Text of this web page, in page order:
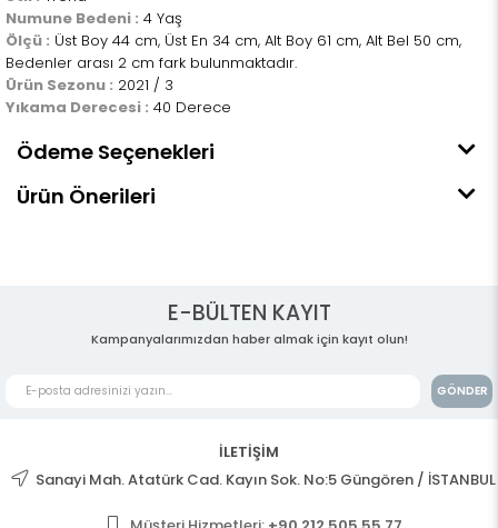
Numune Bedeni : 4 Yaş
Ölçü : Üst Boy 44 cm, Üst En 34 cm, Alt Boy 61 cm, Alt Bel 50 cm,
Bedenler arası 2 cm fark bulunmaktadır.
Ürün Sezonu : 2021 / 3
Yıkama Derecesi : 40 Derece
Ödeme Seçenekleri
Ürün Önerileri
E-BÜLTEN KAYIT
Kampanyalarımızdan haber almak için kayıt olun!
GÖNDER
İLETİŞİM
Sanayi Mah. Atatürk Cad. Kayın Sok. No:5 Güngören / İSTANBUL